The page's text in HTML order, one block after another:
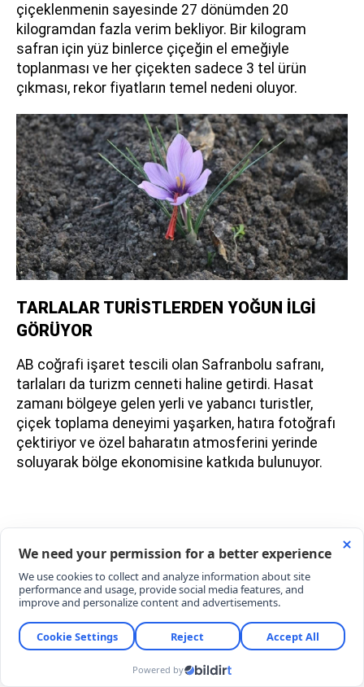
çiçeklenmenin sayesinde 27 dönümden 20
kilogramdan fazla verim bekliyor. Bir kilogram
safran için yüz binlerce çiçeğin el emeğiyle
toplanması ve her çiçekten sadece 3 tel ürün
çıkması, rekor fiyatların temel nedeni oluyor.
TARLALAR TURİSTLERDEN YOĞUN İLGİ
GÖRÜYOR
AB coğrafi işaret tescili olan Safranbolu safranı,
tarlaları da turizm cenneti haline getirdi. Hasat
zamanı bölgeye gelen yerli ve yabancı turistler,
çiçek toplama deneyimi yaşarken, hatıra fotoğrafı
çektiriyor ve özel baharatın atmosferini yerinde
soluyarak bölge ekonomisine katkıda bulunuyor.